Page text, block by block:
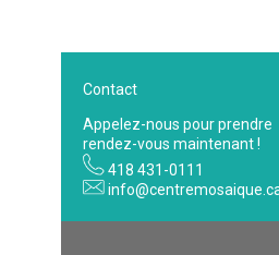
Contact
Appelez-nous pour prendre
rendez-vous maintenant !
418 431-0111